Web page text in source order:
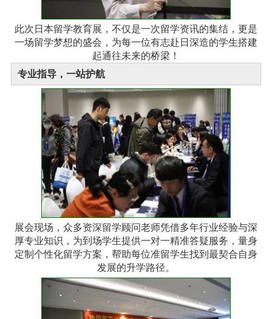
此次日本留学教育展，不仅是一次留学资讯的集结，更是
一场留学梦想的盛会，为每一位有志赴日深造的学生搭建
起通往未来的桥梁！
专业指导，一站护航
展会现场，众多资深留学顾问老师凭借多年行业经验与深
厚专业知识，为到场学生提供一对一精准答疑服务，量身
定制个性化留学方案，帮助每位准留学生找到最契合自身
发展的升学路径。